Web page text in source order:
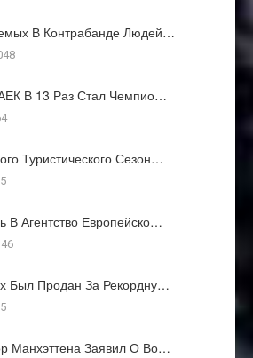
В Контрабанде Людей…
В 13 Раз Стал Чемпио…
Туристического Сезон…
В Агентство Европейско…
Был Продан За Рекордну…
Манхэттена Заявил О Во…